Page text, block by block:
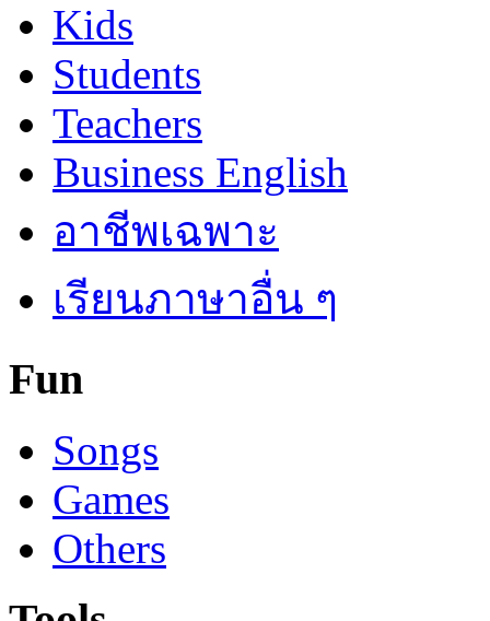
Kids
Students
Teachers
Business English
อาชีพเฉพาะ
เรียนภาษาอื่น ๆ
Fun
Songs
Games
Others